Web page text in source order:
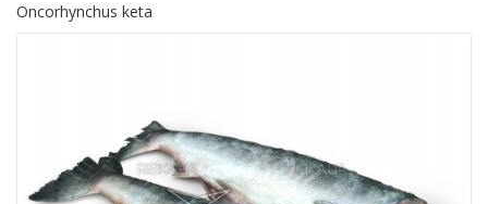
Oncorhynchus keta